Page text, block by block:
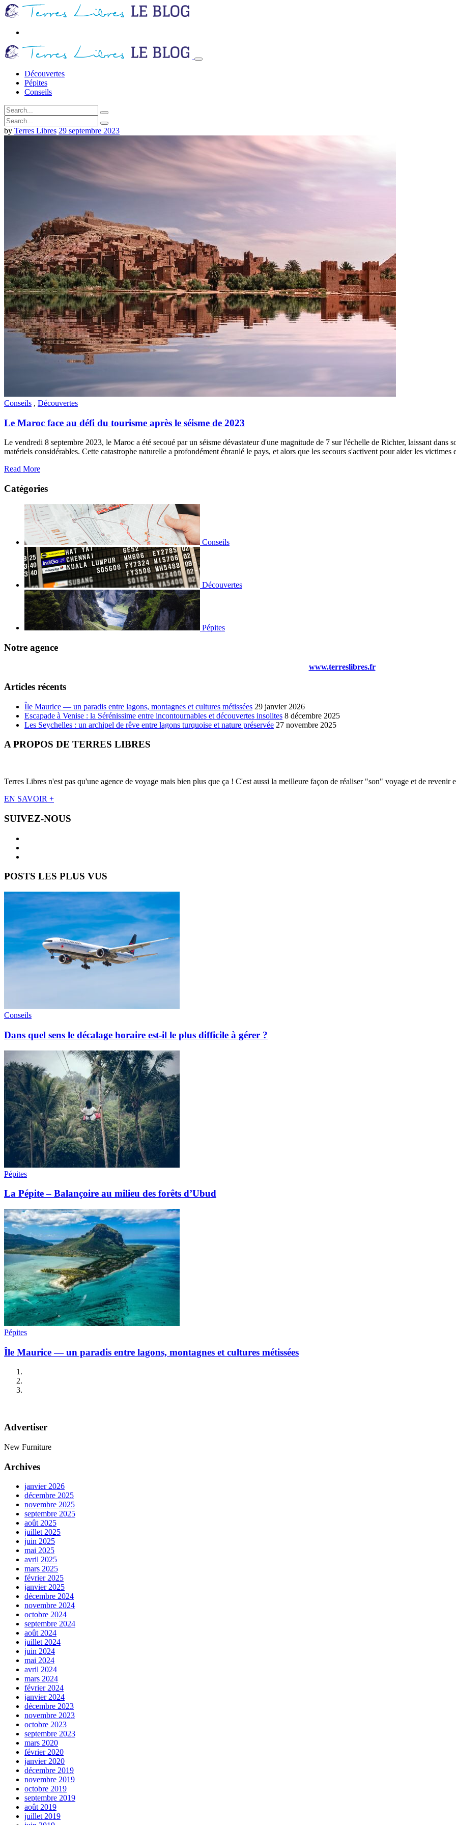
Découvertes
Pépites
Conseils
by Terres Libres 29 septembre 2023
Conseils , Découvertes
Le Maroc face au défi du tourisme après le séisme de 2023
Le vendredi 8 septembre 2023, le Maroc a été secoué par un séisme dévastateur d'une magnitude de 7 sur l'échelle de Richter, laissant dans
matériels considérables. Cette catastrophe naturelle a profondément ébranlé le pays, et alors que les secours s'activent pour aider les
Read More
Catégories
Conseils
Découvertes
Pépites
Notre agence
www.terreslibres.fr
Articles récents
Île Maurice — un paradis entre lagons, montagnes et cultures métissées 29 janvier 2026
Escapade à Venise : la Sérénissime entre incontournables et découvertes insolites 8 décembre 2025
Les Seychelles : un archipel de rêve entre lagons turquoise et nature préservée 27 novembre 2025
A PROPOS DE TERRES LIBRES
Terres Libres n'est pas qu'une agence de voyage mais bien plus que ça ! C'est aussi la meilleure façon de réaliser "son" voyage et de revenir
EN SAVOIR +
SUIVEZ-NOUS
POSTS LES PLUS VUS
Conseils
Dans quel sens le décalage horaire est-il le plus difficile à gérer ?
Pépites
La Pépite – Balançoire au milieu des forêts d’Ubud
Pépites
Île Maurice — un paradis entre lagons, montagnes et cultures métissées
Advertiser
New Furniture
Archives
janvier 2026
décembre 2025
novembre 2025
septembre 2025
août 2025
juillet 2025
juin 2025
mai 2025
avril 2025
mars 2025
février 2025
janvier 2025
décembre 2024
novembre 2024
octobre 2024
septembre 2024
août 2024
juillet 2024
juin 2024
mai 2024
avril 2024
mars 2024
février 2024
janvier 2024
décembre 2023
novembre 2023
octobre 2023
septembre 2023
mars 2020
février 2020
janvier 2020
décembre 2019
novembre 2019
octobre 2019
septembre 2019
août 2019
juillet 2019